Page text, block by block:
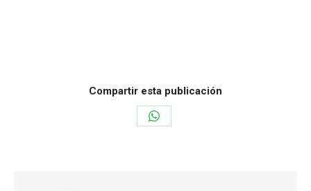
Compartir esta publicación